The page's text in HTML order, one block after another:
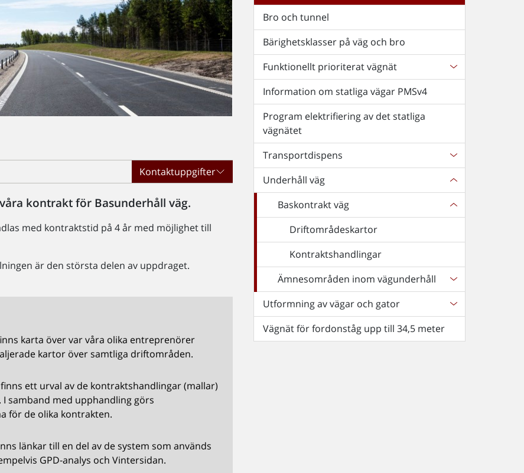
Kontaktuppgifter
kontrakt för Basunderhåll väg.
med kontraktstid på 4 år med möjlighet till
är den största delen av uppdraget.
karta över var våra olika entreprenörer
kartor över samtliga driftområden.
ett urval av de kontraktshandlingar (mallar)
samband med upphandling görs
för de olika kontrakten.
länkar till en del av de system som används
GPD-analys och Vintersidan.
Bro och tunnel
Bärighetsklasser på väg och bro
Funktionellt prioriterat vägnät
Information om statliga vägar PMSv4
Program elektrifiering av det statliga
vägnätet
Transportdispens
Underhåll väg
Baskontrakt väg
Driftområdeskartor
Kontraktshandlingar
Ämnesområden inom vägunderhåll
Utformning av vägar och gator
Vägnät för fordonståg upp till 34,5 meter